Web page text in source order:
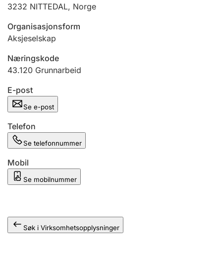
Ektepaktveileder
Offentlig sektor
Andre tema
3232 NITTEDAL, Norge
Organisasjonsform
Aksjeselskap
Næringskode
43.120 Grunnarbeid
E-post
Se e-post
Telefon
Se telefonnummer
Mobil
Se mobilnummer
Søk i Virksomhetsopplysninger